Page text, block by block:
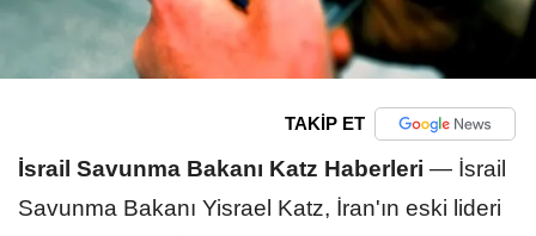
TAKİP ET
İsrail Savunma Bakanı Katz Haberleri — İsrail
Savunma Bakanı Yisrael Katz, İran'ın eski lideri